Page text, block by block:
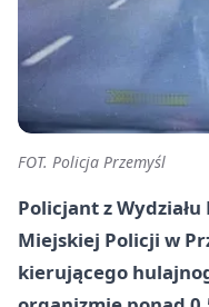
FOT. Policja Przemyśl
Policjant z
Miejskiej Policji w
kierującego